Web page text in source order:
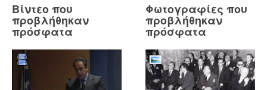
Βίντεο που
προβλήθηκαν
πρόσφατα
Φωτογραφίες που
προβλήθηκαν
πρόσφατα